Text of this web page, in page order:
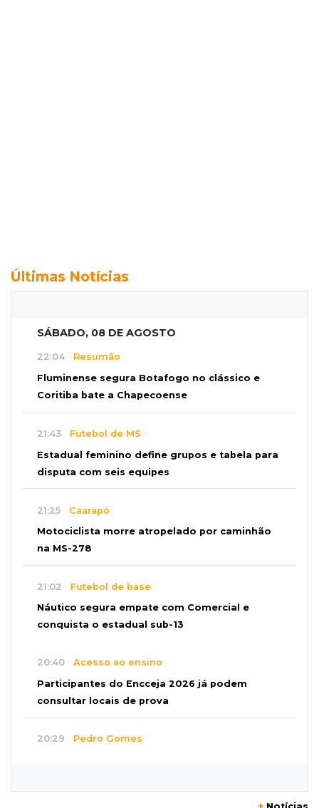
Últimas Notícias
SÁBADO, 08 DE AGOSTO
22:04 Resumão
Fluminense segura Botafogo no clássico e
Coritiba bate a Chapecoense
21:43 Futebol de MS
Estadual feminino define grupos e tabela para
disputa com seis equipes
21:25 Caarapó
Motociclista morre atropelado por caminhão
na MS-278
21:02 Futebol de base
Náutico segura empate com Comercial e
conquista o estadual sub-13
20:40 Acesso ao ensino
Participantes do Encceja 2026 já podem
consultar locais de prova
20:29 Pedro Gomes